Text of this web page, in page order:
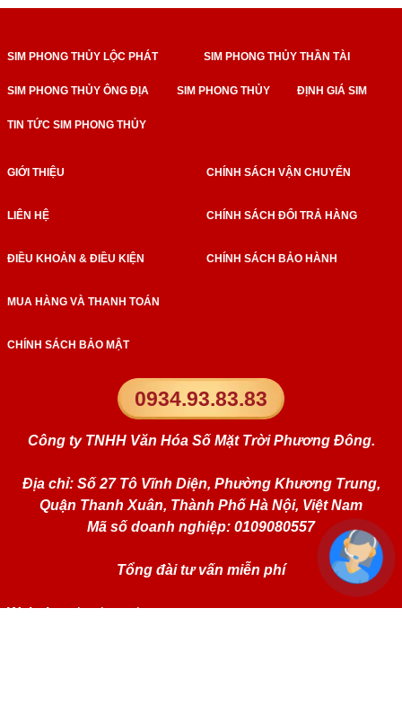
SIM PHONG THỦY LỘC PHÁT SIM PHONG THỦY THẦN TÀI
SIM PHONG THỦY ÔNG ĐỊA SIM PHONG THỦY ĐỊNH GIÁ SIM
TIN TỨC SIM PHONG THỦY
Website:simphongthuy.vn
0934.93.83.83
Công ty TNHH Văn Hóa Số Mặt Trời Phương Đông.
Địa chỉ: Số 27 Tô Vĩnh Diện, Phường Khương Trung,
Quận Thanh Xuân, Thành Phố Hà Nội, Việt Nam
Mã số doanh nghiệp: 0109080557
Tổng đài tư vấn miễn phí
GIỚI THIỆU
LIÊN HỆ
ĐIỀU KHOẢN & ĐIỀU KIỆN
MUA HÀNG VÀ THANH TOÁN
CHÍNH SÁCH BẢO MẬT
CHÍNH SÁCH VẬN CHUYỂN
CHÍNH SÁCH ĐỔI TRẢ HÀNG
CHÍNH SÁCH BẢO HÀNH